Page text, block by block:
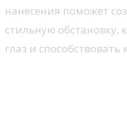
нанесения поможет
стильную обстановку,
глаз и